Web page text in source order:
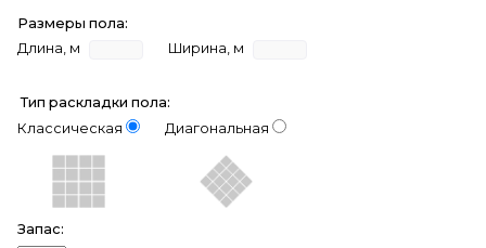
Размеры пола:
Длина, м
Ширина, м
Тип раскладки пола:
Классическая
Диагональная
Запас: